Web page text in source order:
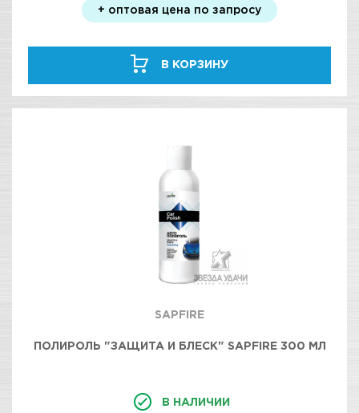
+ оптовая цена по запросу
В КОРЗИНУ
SAPFIRE
ПОЛИРОЛЬ "ЗАЩИТА И БЛЕСК" SAPFIRE 300 МЛ
В НАЛИЧИИ